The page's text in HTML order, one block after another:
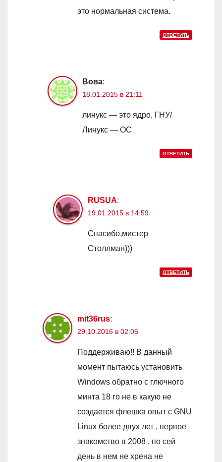
это нормальная система.
ОТВЕТИТЬ
Вова:
18.01.2015 в 21:11
линукс — это ядро, ГНУ/
Линукс — ОС
ОТВЕТИТЬ
RUSUA:
19.01.2015 в 14:59
Спасибо,мистер
Столлман)))
ОТВЕТИТЬ
mit36rus:
29.10.2016 в 02:06
Поддерживаю!! В данный
момент пытаюсь установить
Windows обратно с глючного
минта 18 го не в какую не
создается флешка опыт с GNU
Linux более двух лет , первое
знакомство в 2008 , по сей
день в нем не хрена не